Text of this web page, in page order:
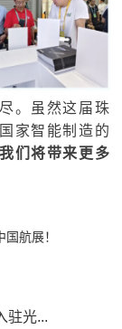
。虽然这届珠
家智能制造的
们将带来更多
航展！
驻光...